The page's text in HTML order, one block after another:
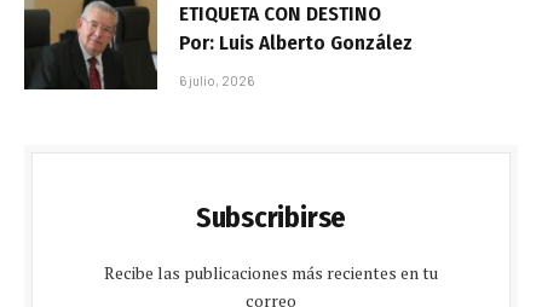
ETIQUETA CON DESTINO
Por: Luis Alberto González
6 julio, 2026
Subscribirse
Recibe las publicaciones más recientes en tu
correo